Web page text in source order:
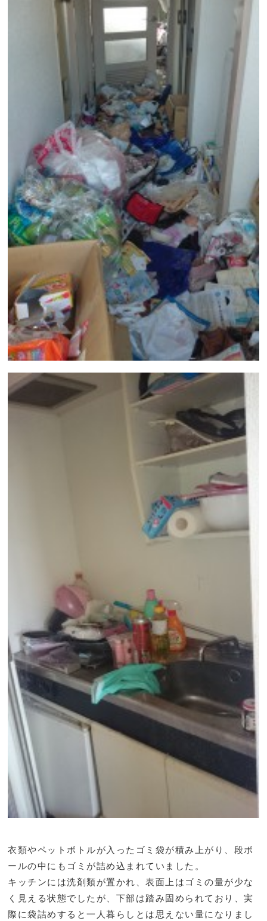
衣類やペットボトルが入ったゴミ袋が積み上がり、段ボ
ールの中にもゴミが詰め込まれていました。
キッチンには洗剤類が置かれ、表面上はゴミの量が少な
く見える状態でしたが、下部は踏み固められており、実
際に袋詰めすると一人暮らしとは思えない量になりまし